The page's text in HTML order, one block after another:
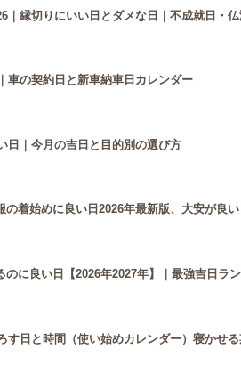
｜縁切りにいい日とダメな日｜不成就日・
車の契約日と新車納車日カレンダー
日｜今月の吉日と目的別の選び方
の着始めに良い日2026年最新版、大安が良
のに良い日【2026年2027年】｜最強吉日ラ
す日と時間（使い始めカレンダー）寝かせ